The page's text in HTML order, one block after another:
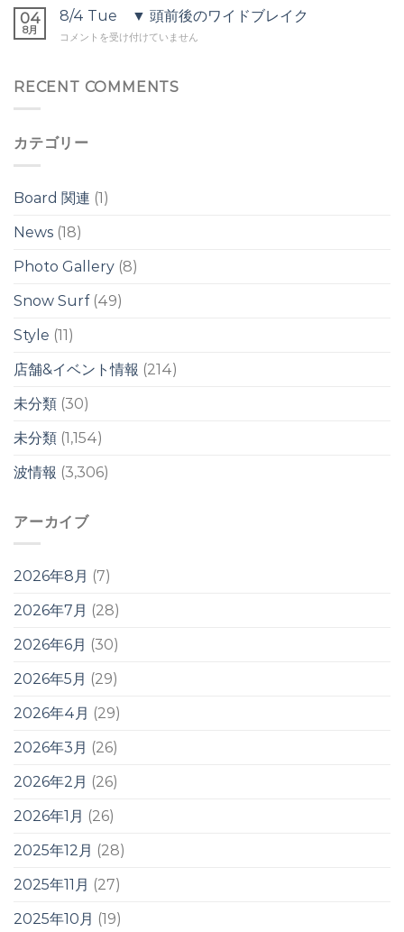
ヘ
ッ
ド
ヘ
ッ
の
ネ
▼
オ
ー
ヘ
ワ
ブ
レ
イ
ク
04
8月
8/4 Tue ▼ 頭前後のワイドブレイク
8/4
頭
ワ
ブ
レ
ク
コメントを受け付けていません
RECENT COMMENTS
カテゴリー
Board 関連 (1)
News (18)
Photo Gallery (8)
Snow Surf(49)
Style (11)
店舗&イベント情報 (214)
未分類 (30)
未分類 (1,154)
波情報 (3,306)
アーカイブ
2026年8月 (7)
2026年7月 (28)
2026年6月 (30)
2026年5月 (29)
2026年4月 (29)
2026年3月 (26)
2026年2月 (26)
2026年1月 (26)
2025年12月 (28)
2025年11月 (27)
2025年10月 (19)